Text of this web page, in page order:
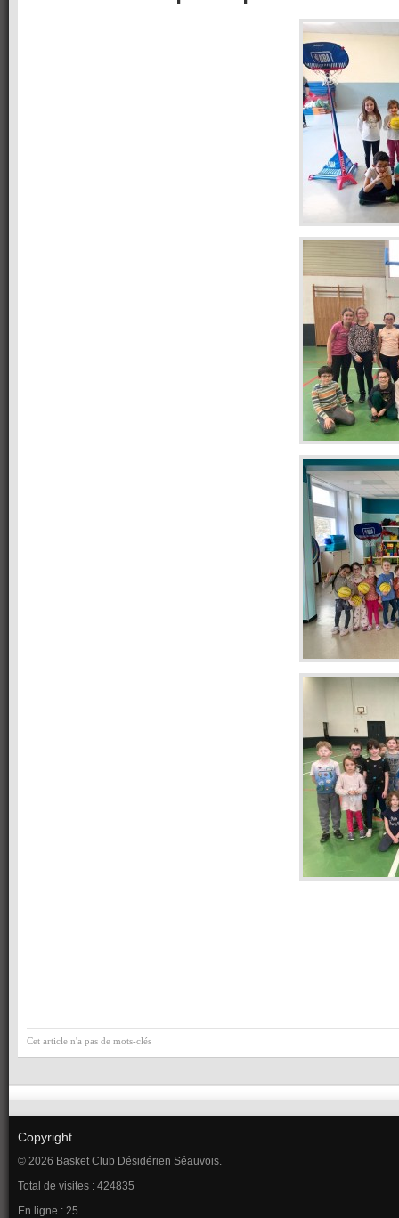
Cet article n'a pas de mots-clés
Copyright
© 2026 Basket Club Désidérien Séauvois.
Total de visites : 424835
En ligne : 25